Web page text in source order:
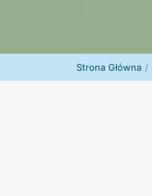
Strona Główna